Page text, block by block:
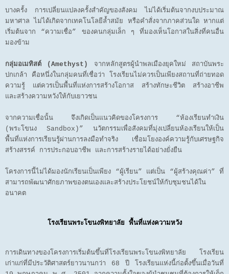
บางครั้ง การเปลี่ยนแปลงครั้งสำคัญของสังคม ไม่ได้เริ่มต้นจากงบประมาณ
มหาศาล ไม่ได้เกิดจากเทคโนโลยีล้ำสมัย หรือคำสั่งจากภาคส่วนใด หากแต่
เริ่มต้นจาก “ความเชื่อ” ของคนกลุ่มเล็ก ๆ ที่มองเห็นโอกาสในสิ่งที่คนอื่น
มองข้าม
กลุ่มอเมทิสต์ (Amethyst)
จากหลักสูตรผู้นำพลเมืองยุคใหม่ สถาบันพระ
ปกเกล้า คือหนึ่งในกลุ่มคนที่เชื่อว่า โรงเรียนไม่ควรเป็นเพียงสถานที่ถ่ายทอด
ความรู้ แต่ควรเป็นพื้นที่แห่งการสร้างโอกาส สร้างทักษะชีวิต สร้างอาชีพ
และสร้างความหวังให้กับเยาวชน
จากความเชื่อนั้น จึงเกิดเป็นแนวคิดของโครงการ “ห้องเรียนทำเงิน
(พระโขนง Sandbox)” นวัตกรรมเพื่อสังคมที่มุ่งเปลี่ยนห้องเรียนให้เป็น
พื้นที่แห่งการเรียนรู้ผ่านการลงมือทำจริง เชื่อมโยงองค์ความรู้กับเศรษฐกิจ
สร้างสรรค์ การประกอบอาชีพ และการสร้างรายได้อย่างยั่งยืน
โครงการนี้ไม่ได้มองนักเรียนเป็นเพียง “ผู้เรียน” แต่เป็น “ผู้สร้างคุณค่า” ที่
สามารถพัฒนาศักยภาพของตนเองและสร้างประโยชน์ให้กับชุมชนได้ใน
อนาคต
โรงเรียนพระโขนงพิทยาลัย พื้นที่แห่งความหวัง
การเดินทางของโครงการเริ่มต้นขึ้นที่โรงเรียนพระโขนงพิทยาลัย โรงเรียน
เก่าแก่ที่มีประวัติศาสตร์ยาวนานกว่า 68 ปี โรงเรียนแห่งนี้ก่อตั้งขึ้นเมื่อวันที่